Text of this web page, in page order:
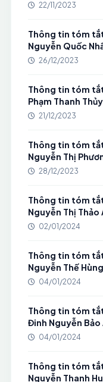
22/11/2023
Thông tin tóm
Nguyễn Quốc
26/12/2023
Thông tin tóm
Phạm Thanh Thủy
21/12/2023
Thông tin tóm
Nguyễn Thị
28/12/2023
Thông tin tóm
Nguyễn Thị Thảo
02/01/2024
Thông tin tóm
Nguyễn Thế Hùng
04/01/2024
Thông tin tóm
Đinh Nguyễn Bảo
04/01/2024
Thông tin tóm
Nguyễn Thanh